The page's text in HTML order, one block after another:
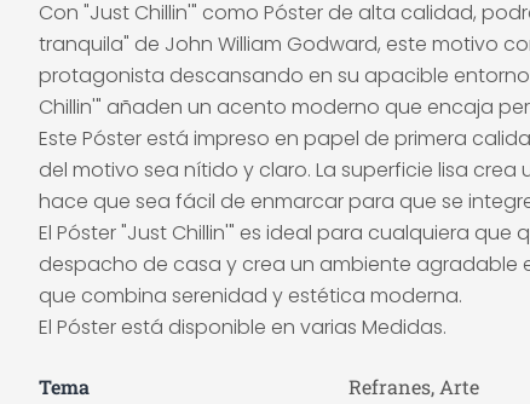
Con "Just Chillin'" como Póster de alta calidad,
tranquila" de John William Godward, este motivo
protagonista descansando en su apacible
Chillin'" añaden un acento moderno que encaja
Este Póster está impreso en papel de primera
del motivo sea nítido y claro. La superficie lisa
hace que sea fácil de enmarcar para que se
El Póster "Just Chillin'" es ideal para cualquiera
despacho de casa y crea un ambiente agradable
que combina serenidad y estética moderna.
El Póster está disponible en varias Medidas.
Tema Refranes, Arte